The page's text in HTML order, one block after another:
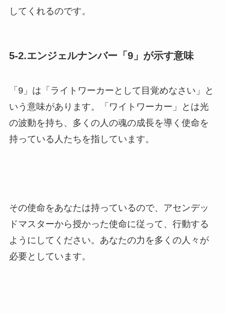
してくれるのです。
5-2.エンジェルナンバー「9」が示す意味
「9」は「ライトワーカーとして目覚めなさい」と
いう意味があります。「ワイトワーカー」とは光
の波動を持ち、多くの人の魂の成長を導く使命を
持っている人たちを指しています。
その使命をあなたは持っているので、アセンデッ
ドマスターから授かった使命に従って、行動する
ようにしてください。あなたの力を多くの人々が
必要としています。